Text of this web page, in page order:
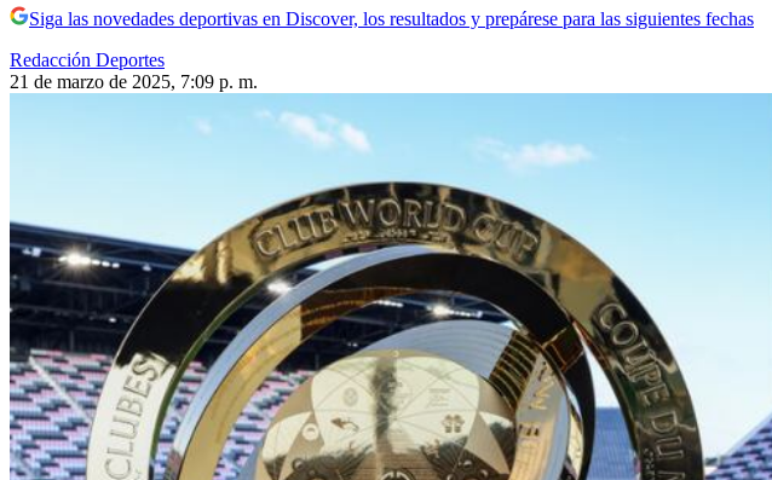
Siga las novedades deportivas en Discover, los resultados y prepárese para las siguientes fechas
Redacción Deportes
21 de marzo de 2025, 7:09 p. m.